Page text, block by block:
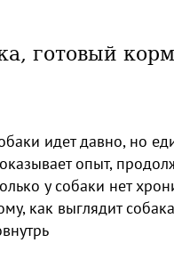
готовый
идет давно, но
опыт,
у собаки нет
как выглядит